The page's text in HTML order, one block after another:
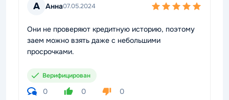
А Анна07.05.2024
Они не проверяют кредитную историю, поэтому
заем можно взять даже с небольшими
просрочками.
Верифицирован
0 0
0